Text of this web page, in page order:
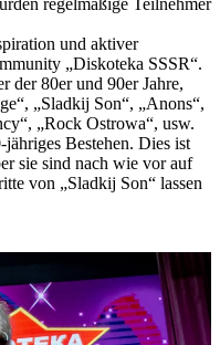
regelmäßige Teilnehmer
und aktiver
„Diskoteka SSSR“.
der 80er und 90er Jahre,
„Sladkij Son“, „Anons“,
„Rock Ostrowa“, usw.
Bestehen. Dies ist
sie sind nach wie vor auf
von „Sladkij Son“ lassen